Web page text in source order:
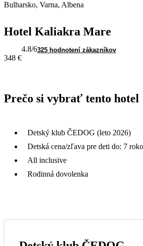
Bulharsko, Varna, Albena
Hotel Kaliakra Mare
4.8/6325 hodnotení zákazníkov
348 €
Prečo si vybrať tento hotel
Detský klub ČEDOG (leto 2026)
Detská cena/zľava pre deti do: 7
All inclusive
Rodinná dovolenka